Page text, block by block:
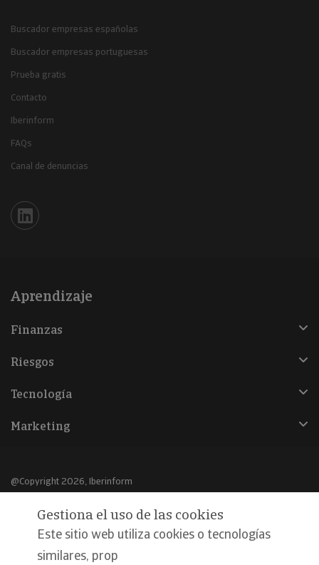
Buscador empresas españolas
Buscador empresas portuguesas
Prueba gratis
Contacto
Iberinform
FAQs
Canal de denuncias
Iberinform en Linkedin
Aprendizaje
Finanzas
Riesgos
Tecnología
Marketing
@Copyright 2026, Iberinform
Aviso legal
Política de cookies
Gestiona el uso de las cookies
Este sitio web utiliza cookies o tecnologías
similares, prop